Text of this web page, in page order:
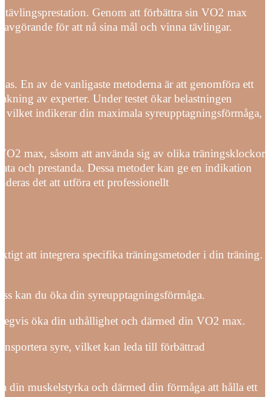
Genom att förbättra sin VO2 max
för att nå sina mål och vinna tävlingar.
En av de vanligaste metoderna är att genomföra ett
av experter. Under testet ökar belastningen
indikerar din maximala syreupptagningsförmåga,
max, såsom att använda sig av olika träningsklockor
och prestanda. Dessa metoder kan ge en indikation
det att utföra ett professionellt
att integrera specifika träningsmetoder i din träning.
kan du öka din syreupptagningsförmåga.
öka din uthållighet och därmed din VO2 max.
syre, vilket kan leda till förbättrad
muskelstyrka och därmed din förmåga att hålla ett